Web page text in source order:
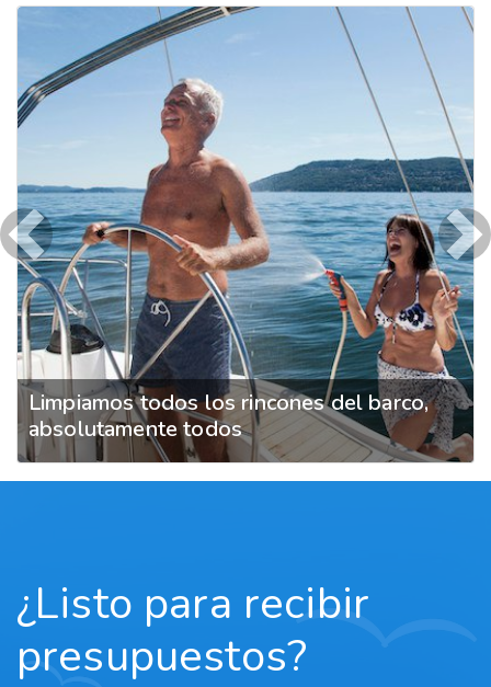
Limpiamos todos los rincones del barco,
absolutamente todos
Previous
¿Listo para recibir
presupuestos?